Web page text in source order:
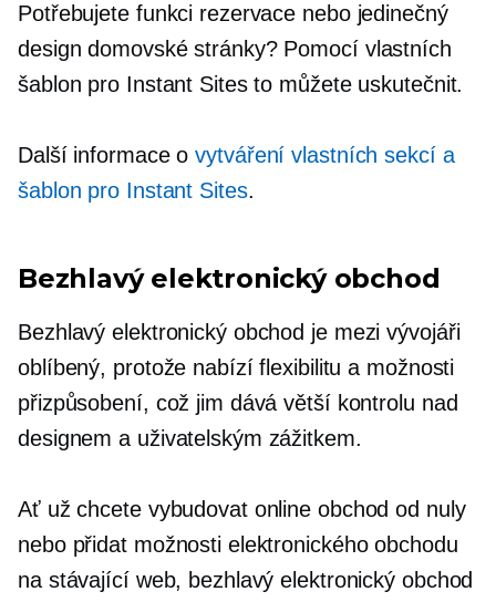
Potřebujete funkci rezervace nebo jedinečný
design domovské stránky? Pomocí vlastních
šablon pro Instant Sites to můžete uskutečnit.
Další informace ovytváření vlastních sekcí a
šablon pro Instant Sites.
Bezhlavý elektronický obchod
Bezhlavý elektronický obchod je mezi vývojáři
oblíbený, protože nabízí flexibilitu a možnosti
přizpůsobení, což jim dává větší kontrolu nad
designem a uživatelským zážitkem.
Ať už chcete vybudovat online obchod od nuly
nebo přidat možnosti elektronického obchodu
na stávající web, bezhlavý elektronický obchod